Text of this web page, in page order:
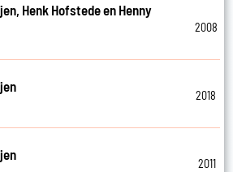
Henk Hofstede en Henny
2008
2018
2011